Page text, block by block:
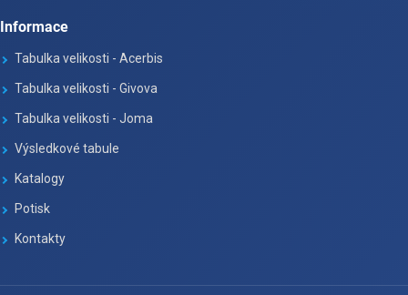
Informace
Tabulka velikosti - Acerbis
Tabulka velikosti - Givova
Tabulka velikosti - Joma
Výsledkové tabule
Katalogy
Potisk
Kontakty